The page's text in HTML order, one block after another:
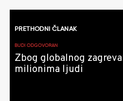
članaka
PRETHODNI ČLANAK
BUDI ODGOVORAN
Zbog globalnog
milionima ljudi